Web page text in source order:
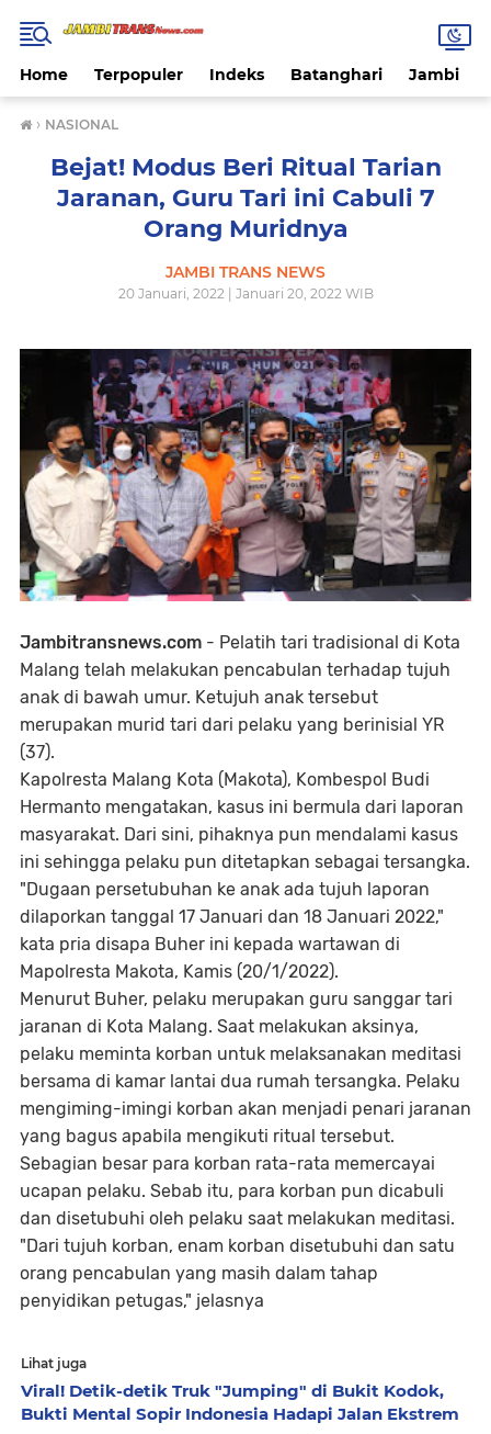
Home Terpopuler Indeks Batanghari Jambi
› NASIONAL
Bejat! Modus Beri Ritual Tarian
Jaranan, Guru Tari ini Cabuli 7
Orang Muridnya
JAMBI TRANS NEWS
20 Januari, 2022 | Januari 20, 2022 WIB
Jambitransnews.com - Pelatih tari tradisional di Kota
Malang telah melakukan pencabulan terhadap tujuh
anak di bawah umur. Ketujuh anak tersebut
merupakan murid tari dari pelaku yang berinisial YR
(37).
Kapolresta Malang Kota (Makota), Kombespol Budi
Hermanto mengatakan, kasus ini bermula dari laporan
masyarakat. Dari sini, pihaknya pun mendalami kasus
ini sehingga pelaku pun ditetapkan sebagai tersangka.
"Dugaan persetubuhan ke anak ada tujuh laporan
dilaporkan tanggal 17 Januari dan 18 Januari 2022,"
kata pria disapa Buher ini kepada wartawan di
Mapolresta Makota, Kamis (20/1/2022).
Menurut Buher, pelaku merupakan guru sanggar tari
jaranan di Kota Malang. Saat melakukan aksinya,
pelaku meminta korban untuk melaksanakan meditasi
bersama di kamar lantai dua rumah tersangka. Pelaku
mengiming-imingi korban akan menjadi penari jaranan
yang bagus apabila mengikuti ritual tersebut.
Sebagian besar para korban rata-rata memercayai
ucapan pelaku. Sebab itu, para korban pun dicabuli
dan disetubuhi oleh pelaku saat melakukan meditasi.
"Dari tujuh korban, enam korban disetubuhi dan satu
orang pencabulan yang masih dalam tahap
penyidikan petugas," jelasnya
Lihat juga
Viral! Detik-detik Truk "Jumping" di Bukit Kodok,
Bukti Mental Sopir Indonesia Hadapi Jalan Ekstrem